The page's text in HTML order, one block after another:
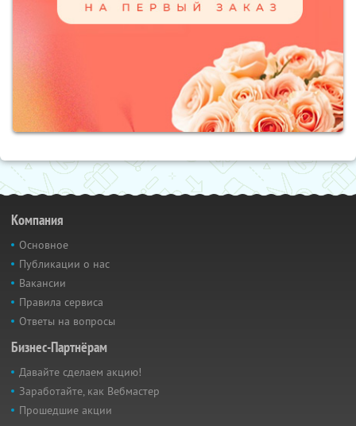
Компания
Основное
Публикации о нас
Вакансии
Правила сервиса
Ответы на вопросы
Бизнес-Партнёрам
Давайте сделаем акцию!
Заработайте, как Вебмастер
Прошедшие акции